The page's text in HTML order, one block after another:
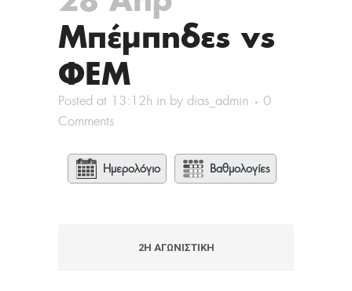
Μπέμπηδες vs
ΦΕΜ
Posted at 13:12h in by dias_admin
0
Comments
Ημερολόγιο Βαθμολογίες
2Η ΑΓΩΝΙΣΤΙΚΉ